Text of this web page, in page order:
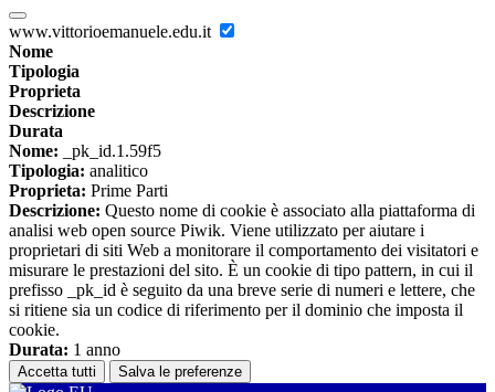
www.vittorioemanuele.edu.it
Nome
Tipologia
Proprieta
Descrizione
Durata
Nome: _pk_id.1.59f5
Tipologia: analitico
Proprieta: Prime Parti
Descrizione: Questo nome di cookie è associato alla piattaforma di
analisi web open source Piwik. Viene utilizzato per aiutare i
proprietari di siti Web a monitorare il comportamento dei visitatori e
misurare le prestazioni del sito. È un cookie di tipo pattern, in cui il
prefisso _pk_id è seguito da una breve serie di numeri e lettere, che
si ritiene sia un codice di riferimento per il dominio che imposta il
cookie.
Durata: 1 anno
Accetta tutti Salva le preferenze